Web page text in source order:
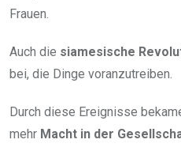
Frauen.
Auch die siamesische
bei, die Dinge voranzutreiben.
Durch diese Ereignisse
mehr Macht in der